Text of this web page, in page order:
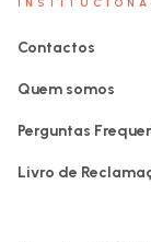
Contactos
Quem somos
Perguntas
Livro de